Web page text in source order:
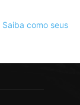
Saiba como seus